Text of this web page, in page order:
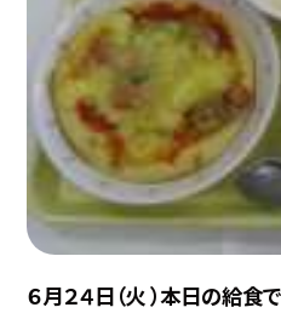
６月２４日（火 ）本日の給食